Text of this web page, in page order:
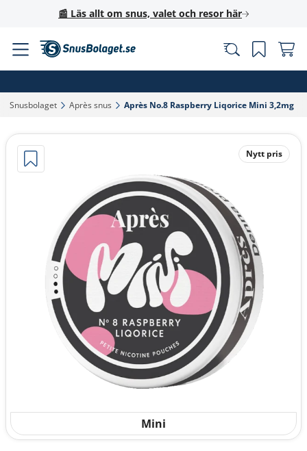
📰 Läs allt om snus, valet och resor här
Snusbolaget‎ Après snus‎ Après No.8 Raspberry Liqorice Mini 3,2mg‎
Nytt pris
Mini